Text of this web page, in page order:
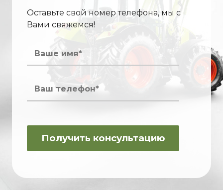
Оставьте свой номер телефона, мы с
Вами свяжемся!